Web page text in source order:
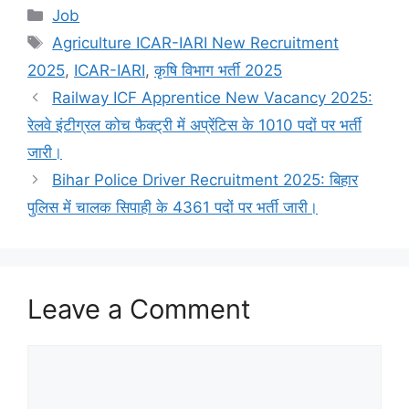
Categories
Job
Tags
Agriculture ICAR-IARI New Recruitment
2025, ICAR-IARI,कृषि विभाग भर्ती 2025
Railway ICF Apprentice New Vacancy 2025:
रेलवे इंटीग्रल कोच फैक्ट्री में अप्रेंटिस के 1010 पदों पर भर्ती
जारी।
Bihar Police Driver Recruitment 2025: बिहार
पुलिस में चालक सिपाही के 4361 पदों पर भर्ती जारी।
Leave a Comment